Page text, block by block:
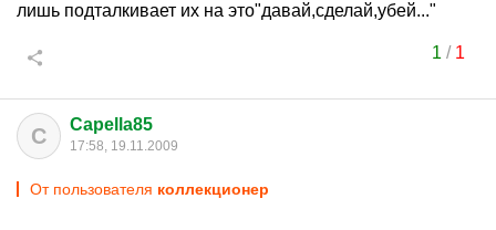
лишь подталкивает их на это"давай,сделай,убей..."
1 / 1
C Capella85
17:58, 19.11.2009
От пользователя коллекционер